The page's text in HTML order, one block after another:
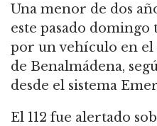
Una menor de dos
este pasado
por un vehículo en
de Benalmádena,
desde el sistema
El 112 fue alertado